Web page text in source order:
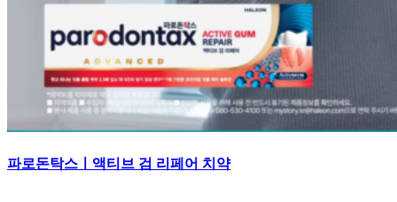
파로돈탁스ㅣ액티브 검 리페어 치약